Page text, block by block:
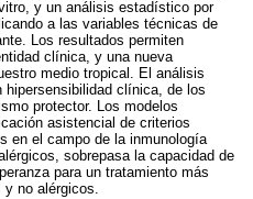
y un análisis estadístico por
a las variables técnicas de
Los resultados permiten
clínica, y una nueva
medio tropical. El análisis
clínica, de los
protector. Los modelos
asistencial de criterios
en el campo de la inmunología
sobrepasa la capacidad de
para un tratamiento más
y no alérgicos.